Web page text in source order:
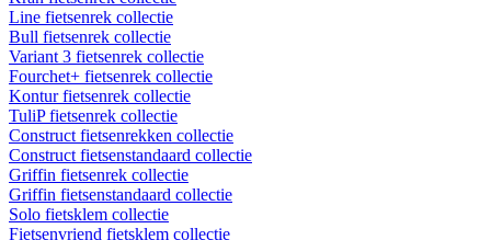
Line fietsenrek collectie
Bull fietsenrek collectie
Variant 3 fietsenrek collectie
Fourchet+ fietsenrek collectie
Kontur fietsenrek collectie
TuliP fietsenrek collectie
Construct fietsenrekken collectie
Construct fietsenstandaard collectie
Griffin fietsenrek collectie
Griffin fietsenstandaard collectie
Solo fietsklem collectie
Fietsenvriend fietsklem collectie